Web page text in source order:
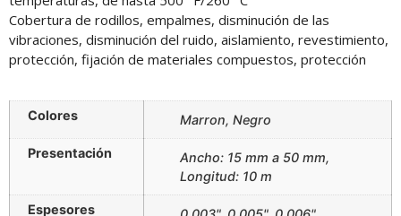
Cobertura de rodillos, empalmes, disminución de las
vibraciones, disminución del ruido, aislamiento, revestimiento,
protección, fijación de materiales compuestos, protección
Colores Marron, Negro
Presentación
Ancho: 15 mm a 50 mm,
Longitud: 10 m
Espesores